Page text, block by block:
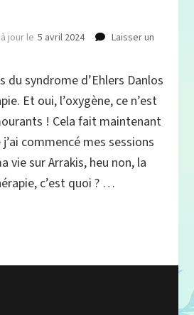
jour le 5 avril 2024
Laisser un
du syndrome d’Ehlers Danlos
Et oui, l’oxygène, ce n’est
! Cela fait maintenant
commencé mes sessions
vie sur Arrakis, heu non, la
c’est quoi ? …